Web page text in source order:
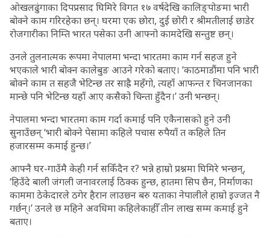
ओखलढुंगाका दिपप्रसाद घिमिरे विगत १७ वर्षदेखि कालिङ्पोङमा भारी
बोक्ने काम गरिरहेका छन्। घरमा एक छाेरा, दुई छोरी र श्रीमतीलाई छाडेर
रोजगारीका निम्ति भारत पसेका उनी आफ्नो कामदेखि सन्तुष्ट छन्।
उनले तुलनात्मक रूपमा नेपालमा भन्दा भारतमा काम गर्न सहज हुने
भएकाले भारी बोक्न कालेबुङ आउने गरेको बताए। ‘काठमाडौंमा पनि भारी
बोक्ने काम त सहजै भेटिन्छ तर साह्रै महँगो, त्यहाँ आफन्त र चिनजानका
मान्छे पनि भेटिन्छ यहाँ आए कसैको चिन्ता हुँदैन।’ उनी भन्छन्।
नेपालमा भन्दा भारतमा काम गर्दा कमाई पनि एकैनासको हुने उनी
सुनाउँछन् ‘भारी बोक्ने पेसामा कहिले पचास रुपैयाँ त कहिले तिन
हजारसम्म कमाई हुन्छ।’
आफ्नै घर-गाउँमै केही गर्न सकिँदैन र? भन्ने हाम्रो प्रश्नमा घिमिरे भन्छन्,
‘हिउँदे बाली जंगली जनावरलाई ठिक्क हुन्छ, हातमा सिप छैन, निर्माणका
काममा ठेकेदारले ठगेर हैरान लाउछ्न बरु यताका नेपालीले हाम्रो इज्जत नै
गर्छन्।’ उनले छ महिने अवधिमा कहिलेकाहीँ तीन लाख सम्म कमाई हुने
बताए।